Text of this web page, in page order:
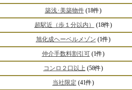
築浅･美築物件(18件)
超駅近（歩１分以内） (18件)
旭化成ヘーベルメゾン (1件)
仲介手数料割引可(1件)
コンロ２口以上 (58件)
当社限定 (41件)